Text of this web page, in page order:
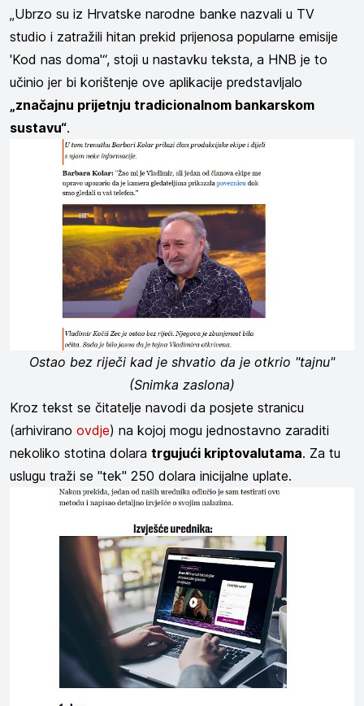
„Ubrzo su iz Hrvatske narodne banke nazvali u TV
studio i zatražili hitan prekid prijenosa popularne emisije
'Kod nas doma'“, stoji u nastavku teksta, a HNB je to
učinio jer bi korištenje ove aplikacije predstavljalo
„značajnu prijetnju tradicionalnom bankarskom
sustavu“.
Ostao bez riječi kad je shvatio da je otkrio "tajnu"
(Snimka zaslona)
Kroz tekst se čitatelje navodi da posjete stranicu
(arhivirano ovdje) na kojoj mogu jednostavno zaraditi
nekoliko stotina dolara trgujući kriptovalutama. Za tu
uslugu traži se "tek" 250 dolara inicijalne uplate.